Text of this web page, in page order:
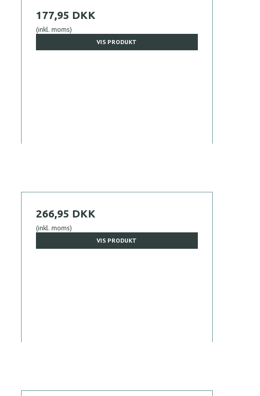
177,95 DKK
(inkl. moms)
VIS PRODUKT
266,95 DKK
(inkl. moms)
VIS PRODUKT